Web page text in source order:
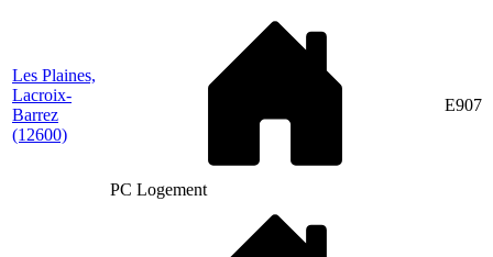
Les Plaines,
Lacroix-
Barrez
(12600)
PC Logement
E907